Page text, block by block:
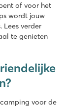
of voor het
wordt jouw
Lees verder
te genieten
voor de